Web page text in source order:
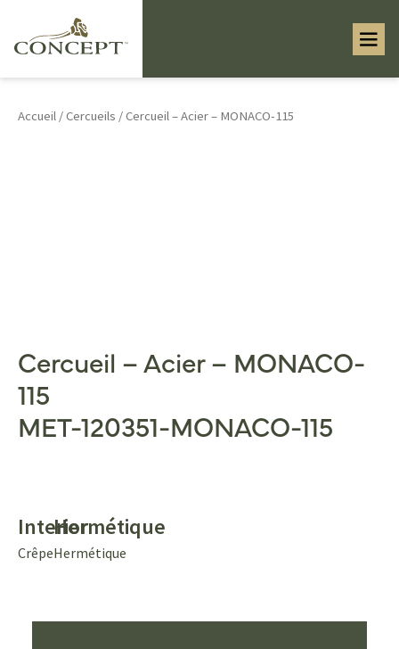
Accueil /Cercueils / Cercueil – Acier – MONACO-115
Cercueil – Acier – MONACO-
115
MET-120351-MONACO-115
Interior
Crêpe
Hermétique
Hermétique